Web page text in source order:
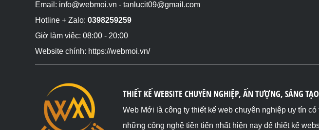
Email: info@webmoi.vn - tanlucit09@gmail.com
Hotline + Zalo: 0398259259
Giờ làm việc: 08:00 - 20:00
Website chính: https://webmoi.vn/
THIẾT KẾ WEBSITE CHUYÊN NGHIỆP, ẤN TƯỢNG, SÁNG
Web Mới là công ty thiết kế web chuyên nghiệp uy tín
những công nghệ tiên tiến nhất hiện nay để thiết kế